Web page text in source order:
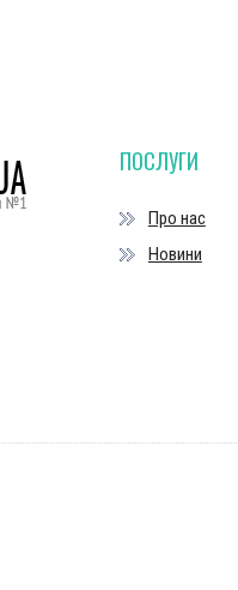
ПОСЛУГИ
Про нас
Новини